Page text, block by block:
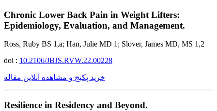
Chronic Lower Back Pain in Weight Lifters:
Epidemiology, Evaluation, and Management.
Ross, Ruby BS 1,a; Han, Julie MD 1; Slover, James MD, MS 1,2
doi : 10.2106/JBJS.RVW.22.00228
خرید پکیج و مشاهده آنلاین مقاله
Resilience in Residency and Beyond.